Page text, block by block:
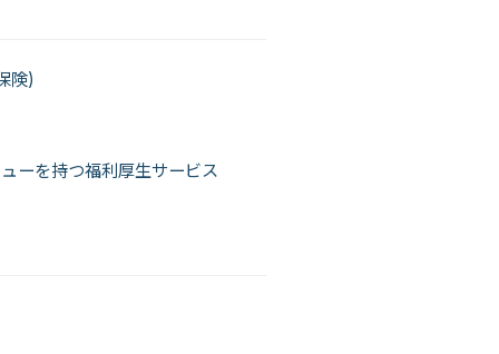
険)
ーを持つ福利厚生サービス